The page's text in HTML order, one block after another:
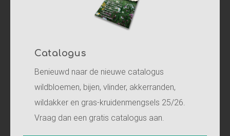
Catalogus
Benieuwd naar de nieuwe catalogus
wildbloemen, bijen, vlinder, akkerranden,
wildakker en gras-kruidenmengsels 25/26.
Vraag dan een gratis catalogus aan.